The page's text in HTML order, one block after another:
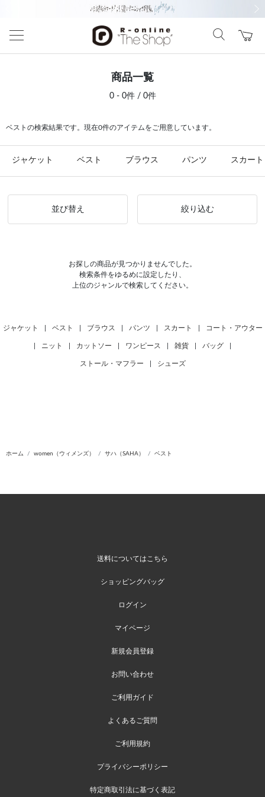
商品一覧
0 - 0件 / 0件
ベストの検索結果です。現在0件のアイテムをご用意しています。
ジャケット ベスト ブラウス パンツ スカート
並び替え 絞り込む
お探しの商品が見つかりませんでした。
検索条件をゆるめに設定したり、
上位のジャンルで検索してください。
ジャケット ベスト ブラウス パンツ スカート コート・アウター
ニット カットソー ワンピース 雑貨 バッグ
ストール・マフラー シューズ
ホーム women（ウィメンズ） サハ（SAHA） ベスト
送料についてはこちら
ショッピングバッグ
ログイン
マイページ
新規会員登録
お問い合わせ
ご利用ガイド
よくあるご質問
ご利用規約
プライバシーポリシー
特定商取引法に基づく表記